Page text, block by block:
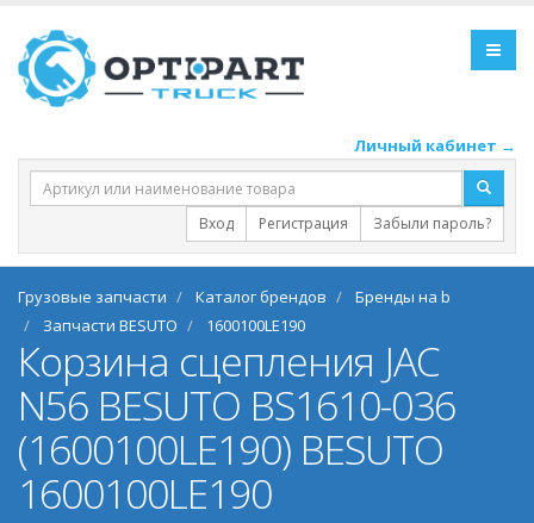
Личный кабинет →
Вход Регистрация Забыли пароль?
Грузовые запчасти Каталог брендов
Бренды на b
Запчасти BESUTO
1600100LE190
Корзина сцепления JAC
N56 BESUTO BS1610-036
(1600100LE190) BESUTO
1600100LE190